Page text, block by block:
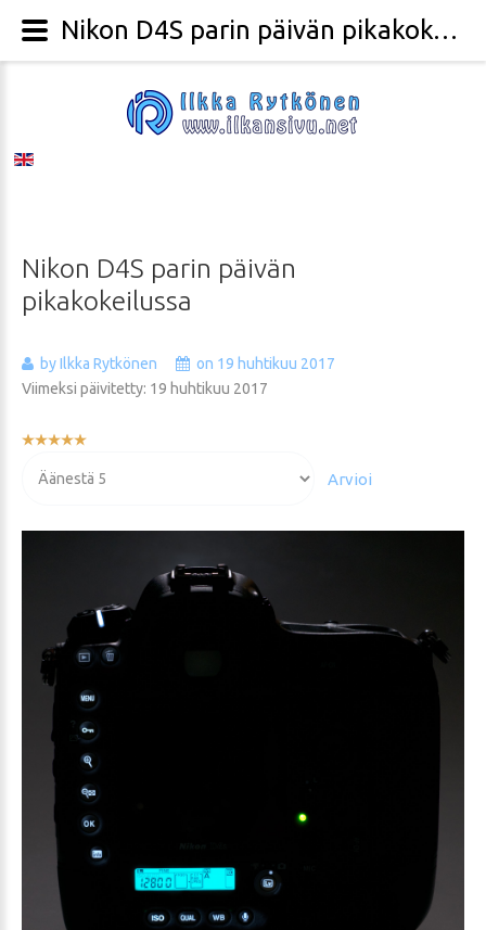
Nikon D4S parin päivän
pikakokeilussa
by Ilkka Rytkönen
on 19 huhtikuu 2017
Viimeksi päivitetty: 19 huhtikuu 2017
Käyttäjän
arvioida
Nikon D4S parin päivän pikakokeilussa - Valokuvaaja Ilkka Rytkönen